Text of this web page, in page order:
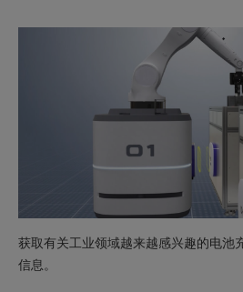
获取有关工业领域越来越感兴趣的电池
信息。